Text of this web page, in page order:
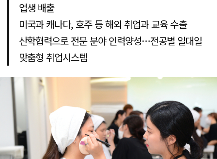
업생 배출
미국과 캐나다, 호주 등 해외 취업과 교육 수출
산학협력으로 전문 분야 인력양성…전공별 일대일
맞춤형 취업시스템